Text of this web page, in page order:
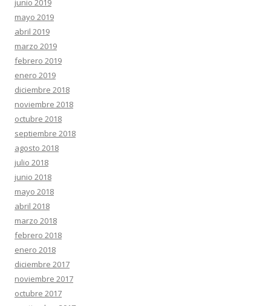
junio 2019
mayo 2019
abril 2019
marzo 2019
febrero 2019
enero 2019
diciembre 2018
noviembre 2018
octubre 2018
septiembre 2018
agosto 2018
julio 2018
junio 2018
mayo 2018
abril 2018
marzo 2018
febrero 2018
enero 2018
diciembre 2017
noviembre 2017
octubre 2017